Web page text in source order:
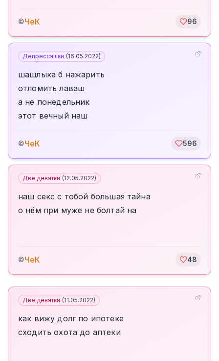
©ЧеК 96
Депрессяшки (16.05.2022)
шашлыка б нажарить
отломить лаваш
а не понедельник
этот вечный наш
©ЧеК 596
Две девятки (12.05.2022)
наш секс с тобой большая тайна
о нём при муже не болтай на
©ЧеК 48
Две девятки (11.05.2022)
как вижу долг по ипотеке
сходить охота до аптеки